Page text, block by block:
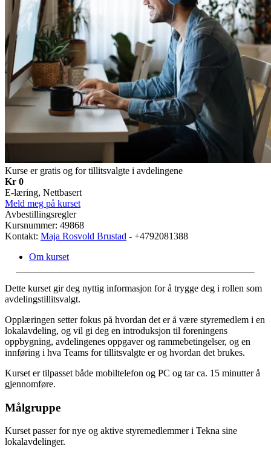
Kurse er gratis og for tillitsvalgte i avdelingene
Kr 0
E-læring, Nettbasert
Meld meg på kurset
Avbestillingsregler
Kursnummer: 49868
Kontakt: Maja Rosvold Brustad - +4792081388
Om kurset
Dette kurset gir deg nyttig informasjon for å trygge deg i rollen som
avdelingstillitsvalgt.
Opplæringen setter fokus på hvordan det er å være styremedlem i en
lokalavdeling, og vil gi deg en introduksjon til foreningens
oppbygning, avdelingenes oppgaver og rammebetingelser, og en
innføring i hva Teams for tillitsvalgte er og hvordan det brukes.
Kurset er tilpasset både mobiltelefon og PC og tar ca. 15 minutter å
gjennomføre.
Målgruppe
Kurset passer for nye og aktive styremedlemmer i Tekna sine
lokalavdelinger.